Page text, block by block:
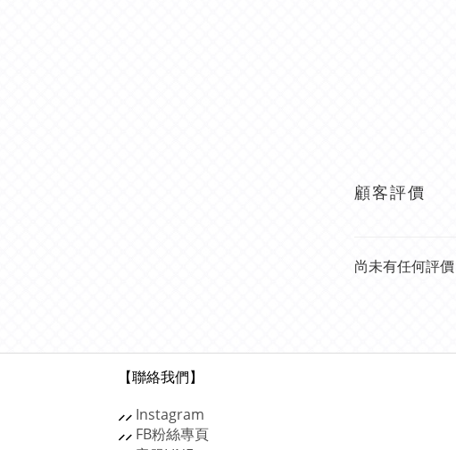
顧客評價
尚未有任何評價
【聯絡我們】
⸝⸝ Instagram
⸝⸝ FB粉絲專頁